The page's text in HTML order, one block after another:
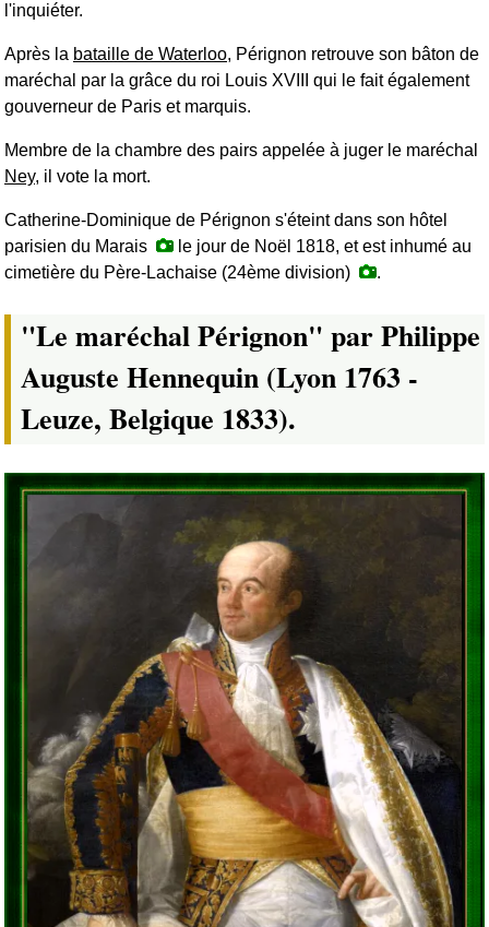
l'inquiéter.
Après la bataille de Waterloo, Pérignon retrouve son bâton de
maréchal par la grâce du roi Louis XVIII qui le fait également
gouverneur de Paris et marquis.
Membre de la chambre des pairs appelée à juger le maréchal
Ney, il vote la mort.
Catherine-Dominique de Pérignon s'éteint dans son hôtel
parisien du Marais
le jour de Noël 1818, et est inhumé au
cimetière du Père-Lachaise (24ème division)
.
"Le maréchal Pérignon" par Philippe
Auguste Hennequin (Lyon 1763 -
Leuze, Belgique 1833).